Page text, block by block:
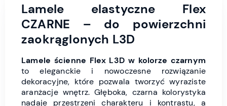
Lamele elastyczne Flex
CZARNE – do powierzchni
zaokrąglonych L3D
Lamele ścienne Flex L3D w kolorze czarnym
to eleganckie i nowoczesne rozwiązanie
dekoracyjne, które pozwala tworzyć wyraziste
aranżacje wnętrz. Głęboka, czarna kolorystyka
nadaje przestrzeni charakteru i kontrastu, a